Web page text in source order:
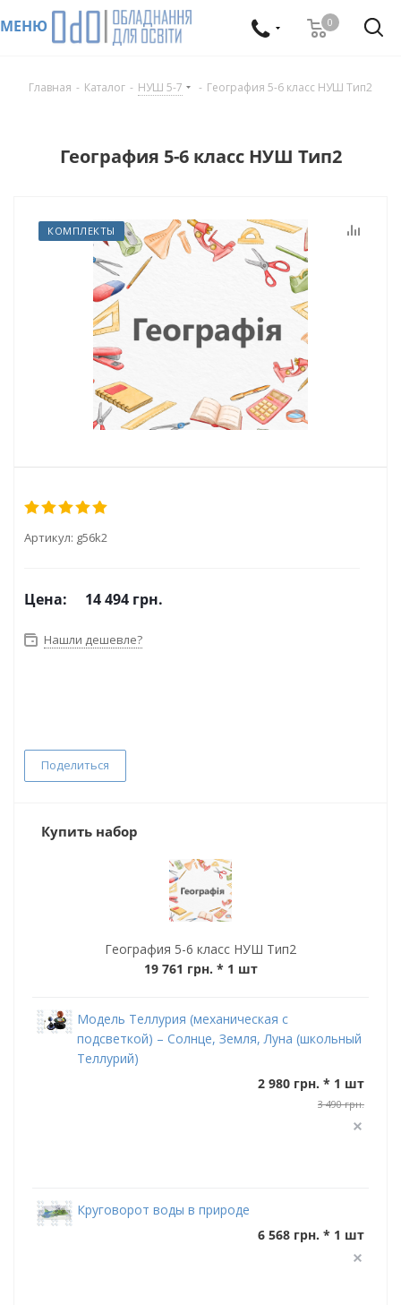
МЕНЮ 0
Главная - Каталог - НУШ 5-7 - География 5-6 класс НУШ Тип2
География 5-6 класс НУШ Тип2
КОМПЛЕКТЫ
Артикул: g56k2
Цена: 14 494 грн.
Нашли дешевле?
Поделиться
Купить набор
География 5-6 класс НУШ Тип2
19 761 грн. * 1 шт
Модель Теллурия (механическая с
подсветкой) – Солнце, Земля, Луна (школьный
Теллурий)
2 980 грн. * 1 шт
3 490 грн.
Круговорот воды в природе
6 568 грн. * 1 шт